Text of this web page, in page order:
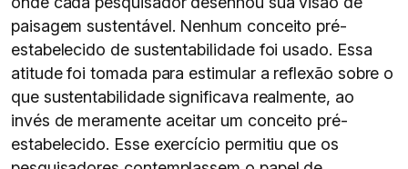
paisagem sustentável. Nenhum conceito pré-
estabelecido de sustentabilidade foi usado. Essa
atitude foi tomada para estimular a reflexão sobre o
que sustentabilidade significava realmente, ao
invés de meramente aceitar um conceito pré-
estabelecido. Esse exercício permitiu que os